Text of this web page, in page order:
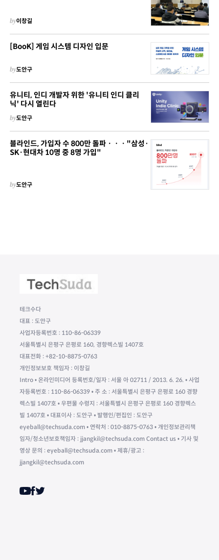
by이창길
[BooK] 게임 시스템 디자인 입문
by도안구
유니티, 인디 개발자 위한 '유니티 인디 클리
닉' 다시 열린다
by도안구
블라인드, 가입자 수 800만 돌파ㆍㆍㆍ"삼성·
SK·현대차 10명 중 8명 가입"
by도안구
테크수다
대표 : 도안구
사업자등록번호 : 110-86-06339
서울특별시 은평구 은평로 160, 경향렉스빌 1407호
대표전화 : +82-10-8875-0763
개인정보보호 책임자 : 이창길
Intro • 온라인미디어 등록번호/일자 : 서울 아 02711 / 2013. 6. 26. • 사업
자등록번호 : 110-86-06339 • 주 소 : 서울특별시 은평구 은평로 160 경향
렉스빌 1407호 • 우편물 수령지 : 서울특별시 은평구 은평로 160 경향렉스
빌 1407호 • 대표이사 : 도안구 • 발행인/편집인 : 도안구
eyeball@techsuda.com • 연락처 : 010-8875-0763 • 개인정보관리책
임자/청소년보호책임자 : jjangkil@techsuda.com Contact us • 기사 및
영상 문의 : eyeball@techsuda.com • 제휴/광고 :
jjangkil@techsuda.com